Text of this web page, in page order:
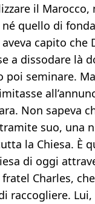
il Marocco,
quello di
capito che
a dissodare là
seminare.
Non sapeva
suo, una
la Chiesa. È
di oggi
Charles,
raccogliere. Lui,